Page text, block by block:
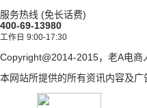
服务热线 (免长话费)
400-69-13980
工作日 9:00-17:30
Copyright@2014-2015，老A电
本网站所提供的所有资讯内容及